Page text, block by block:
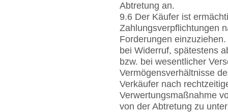
Abtretung an.
9.6 Der Käufer ist
Zahlungsverpflichtungen
Forderungen
bei Widerruf, spätestens
bzw. bei wesentlicher
Vermögensverhältnisse
Verkäufer nach
Verwertungsmaßnahme
von der Abtretung zu